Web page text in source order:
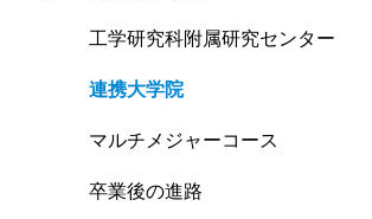
工学研究科附属研究センター
連携大学院
マルチメジャーコース
卒業後の進路